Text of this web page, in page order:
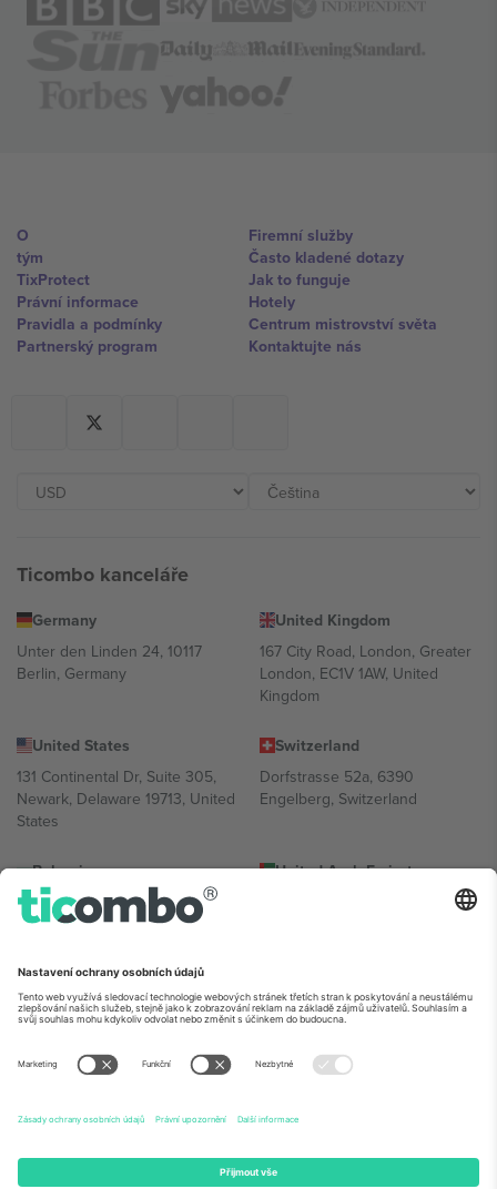
O
tým
TixProtect
Právní informace
Pravidla a podmínky
Partnerský program
Firemní služby
Často kladené dotazy
Jak to funguje
Hotely
Centrum mistrovství světa
Kontaktujte nás
Ticombo kanceláře
Germany
Unter den Linden 24, 10117
Berlin, Germany
United Kingdom
167 City Road, London, Greater
London, EC1V 1AW, United
Kingdom
United States
131 Continental Dr, Suite 305,
Newark, Delaware 19713, United
States
Switzerland
Dorfstrasse 52a, 6390
Engelberg, Switzerland
Bulgaria
Regus Sofia City West, bul
Totleben 53-55, 1606 Sofia,
United Arab Emirates
UAE Dubai Silicon Oasis, DDP
Mexico
Av Chapultepec 360, Roma
Norte, Cuauhtémoc, 06700
Ciudad de México, CDMX,
lokalitě, události a/nebo doméně. Podrobnosti najdete na konkrétní
stránce události,
Právní informaceaPodmínky.